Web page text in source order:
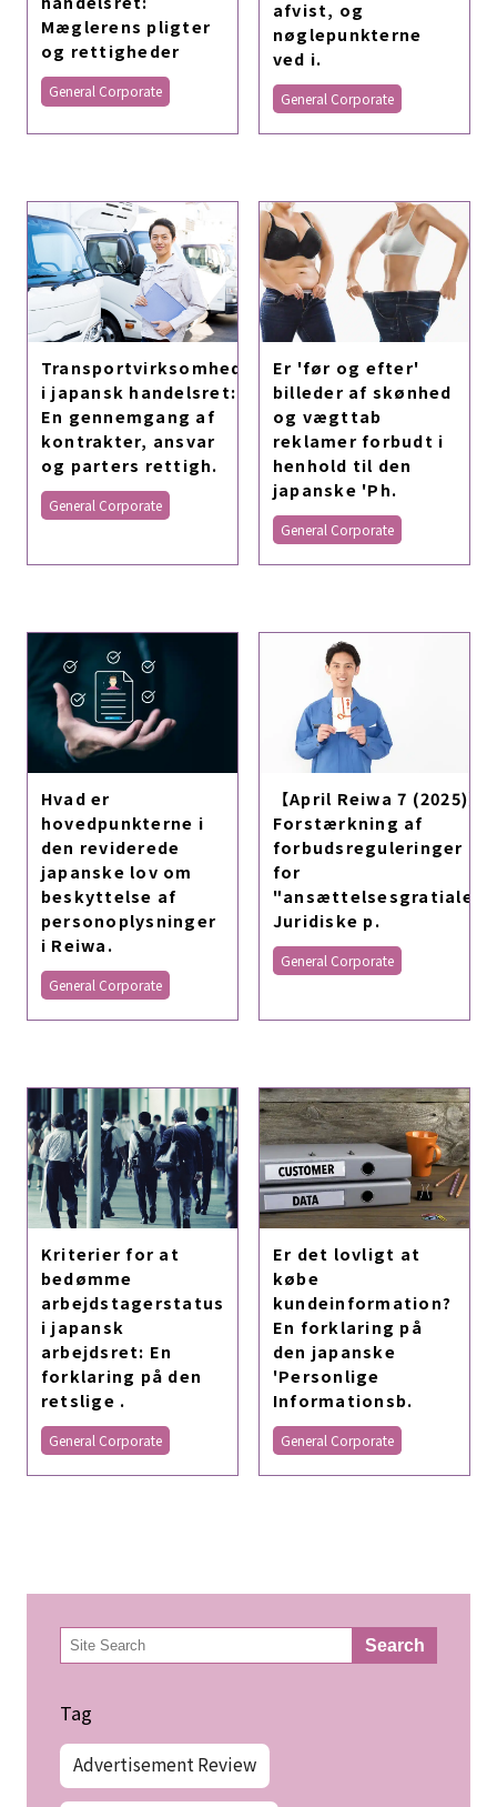
Mæglerens pligter
og rettigheder
General Corporate
afvist, og
nøglepunkterne
ved i.
General Corporate
Transportvirksomhed
i japansk handelsret:
En gennemgang af
kontrakter, ansvar
og parters rettigh.
General Corporate
Er 'før og efter'
billeder af skønhed
og vægttab
reklamer forbudt i
henhold til den
japanske 'Ph.
General Corporate
Hvad er
hovedpunkterne i
den reviderede
japanske lov om
beskyttelse af
personoplysninger
i Reiwa.
General Corporate
【April Reiwa 7 (2025)】
Forstærkning af
forbudsreguleringer
for
"ansættelsesgratiale":
Juridiske p.
General Corporate
Kriterier for at
bedømme
arbejdstagerstatus
i japansk
arbejdsret: En
forklaring på den
retslige .
General Corporate
Er det lovligt at
købe
kundeinformation?
En forklaring på
den japanske
'Personlige
Informationsb.
General Corporate
検
索 Search
Tag
Advertisement Review